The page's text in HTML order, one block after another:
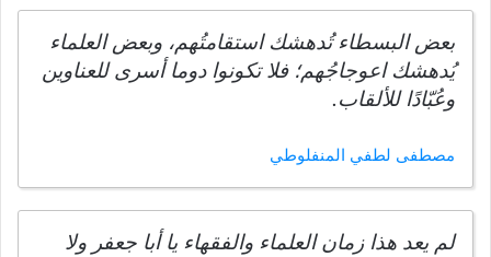
بعض البسطاء تُدهشك استقامتُهم، وبعض العلماء
يُدهشك اعوجاجُهم؛ فلا تكونوا دوما أسرى للعناوين
وعُبّادًا للألقاب.
مصطفى لطفي المنفلوطي
لم يعد هذا زمان العلماء والفقهاء يا أبا جعفر ولا